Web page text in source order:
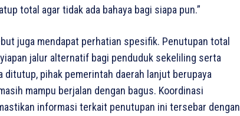
total agar tidak ada bahaya bagi siapa pun.”
juga mendapat perhatian spesifik. Penutupan total
jalur alternatif bagi penduduk sekeliling serta
pihak pemerintah daerah lanjut berupaya
mampu berjalan dengan bagus. Koordinasi
informasi terkait penutupan ini tersebar dengan